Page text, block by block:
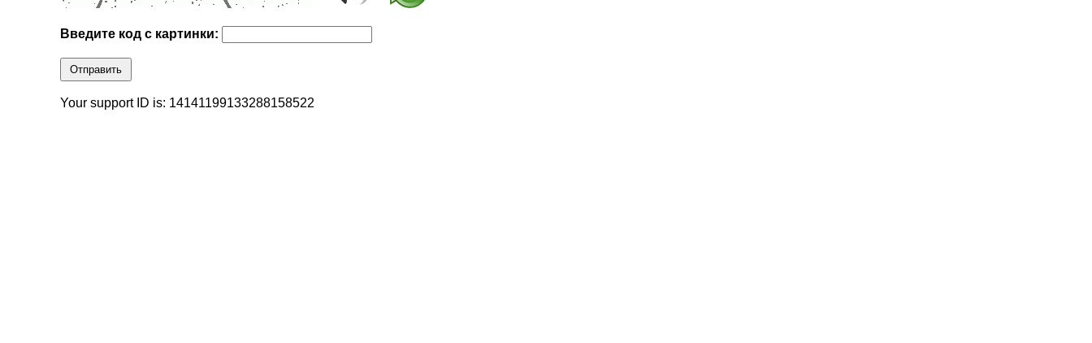
Введите код с картинки:
Отправить
Your support ID is: 14141199133288158522